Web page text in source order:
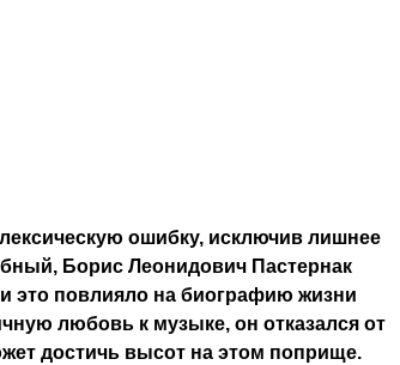
ошибку, исключив лишнее
Борис Леонидович Пастернак
это повлияло на биографию жизни
любовь к музыке, он отказался от
достичь высот на этом поприще.